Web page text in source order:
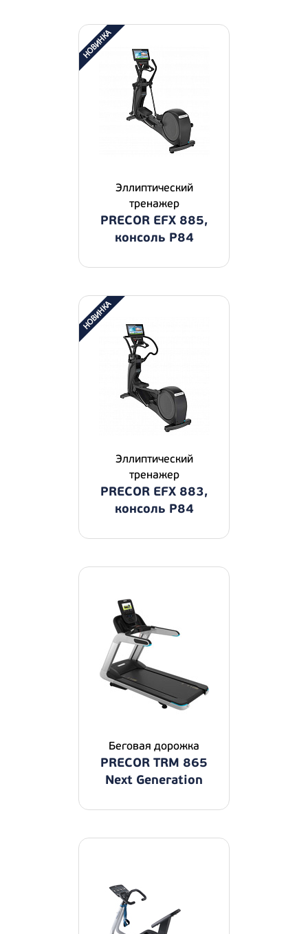
Эллиптический
тренажер
PRECOR EFX 885,
консоль P84
Эллиптический
тренажер
PRECOR EFX 883,
консоль P84
Беговая дорожка
PRECOR TRM 865
Next Generation